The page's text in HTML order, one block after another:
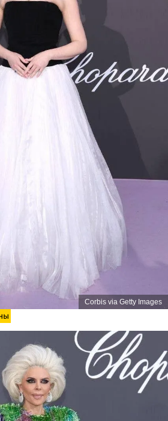
Corbis via Getty Images